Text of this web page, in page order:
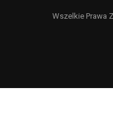
Wszelkie Prawa